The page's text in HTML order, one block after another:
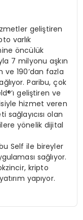
geliştiren
varlık
öncülük
7 milyonu aşkın
ve 190’dan fazla
Paribu, çok
geliştiren ve
hizmet veren
olan
yönelik dijital
Self ile bireyler
sağlıyor.
kripto
yapıyor.